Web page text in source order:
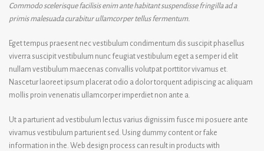
Commodo scelerisque facilisis enim ante habitant suspendisse fringilla ad a
primis malesuada curabitur ullamcorper tellus fermentum.
Eget tempus praesent nec vestibulum condimentum dis suscipit phasellus
viverra suscipit vestibulum nunc feugiat vestibulum eget a semper id elit
nullam vestibulum maecenas convallis volutpat porttitor vivamus et.
Nascetur laoreet ipsum placerat odio a dolor torquent adipiscing ac aliquam
mollis proin venenatis ullamcorper imperdiet non ante a.
Ut a parturient ad vestibulum lectus varius dignissim fusce mi posuere ante
vivamus vestibulum parturient sed. Using dummy content or fake
information in the. Web design process can result in products with